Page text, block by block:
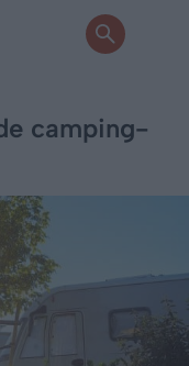
camping-